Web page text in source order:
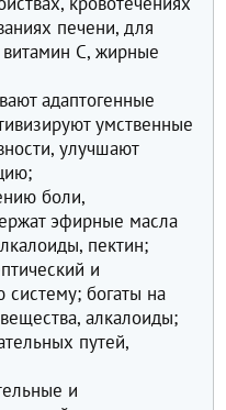
печени, для
C, жирные
адаптогенные
умственные
улучшают
боли,
эфирные масла
пектин;
и
систему; богаты на
алкалоиды;
путей,
и